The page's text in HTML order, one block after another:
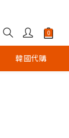
韓國代購